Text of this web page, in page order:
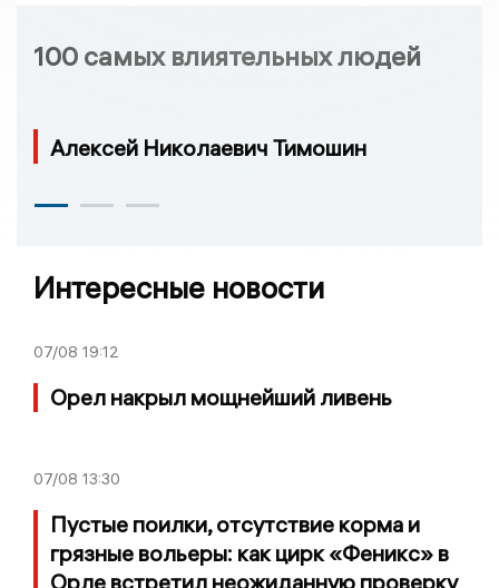
100 самых влиятельных людей
Алексей Николаевич Тимошин
Интересные новости
07/08 19:12
Орел накрыл мощнейший ливень
07/08 13:30
Пустые поилки, отсутствие корма и
грязные вольеры: как цирк «Феникс» в
Орле встретил неожиданную проверку